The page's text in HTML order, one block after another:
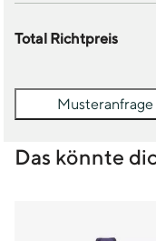
Total Richtpreis
Musteranfrage
Das könnte